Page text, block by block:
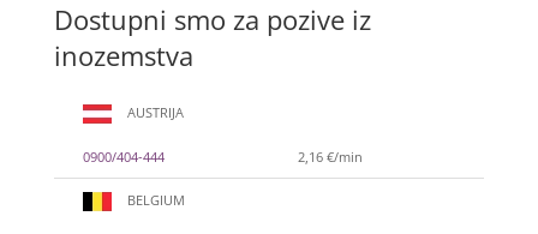
Dostupni smo za pozive iz
inozemstva
AUSTRIJA
0900/404-444 2,16 €/min
BELGIUM